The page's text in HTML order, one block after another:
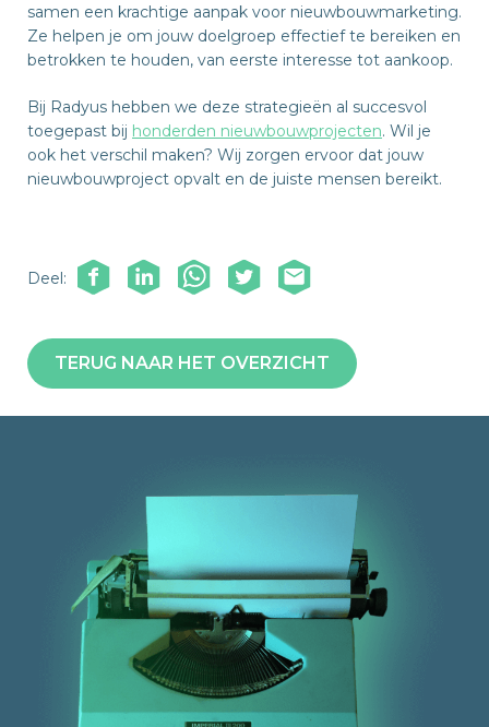
samen een krachtige aanpak voor nieuwbouwmarketing.
Ze helpen je om jouw doelgroep effectief te bereiken en
betrokken te houden, van eerste interesse tot aankoop.
Bij Radyus hebben we deze strategieën al succesvol
toegepast bij honderden nieuwbouwprojecten. Wil je
ook het verschil maken? Wij zorgen ervoor dat jouw
nieuwbouwproject opvalt en de juiste mensen bereikt.
Deel:
TERUG NAAR HET OVERZICHT